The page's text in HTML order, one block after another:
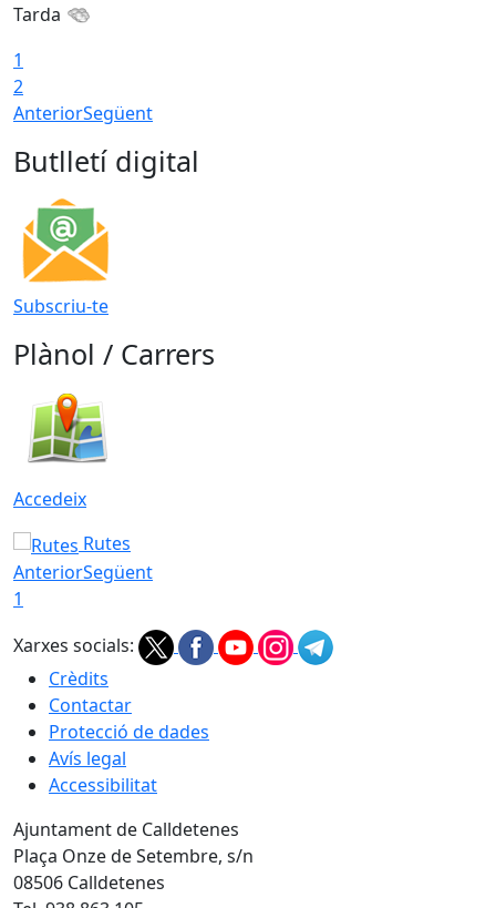
Tarda
1
2
AnteriorSegüent
Butlletí digital
Subscriu-te
Plànol / Carrers
Accedeix
Rutes
AnteriorSegüent
1
Xarxes socials:
Crèdits
Contactar
Protecció de dades
Avís legal
Accessibilitat
Ajuntament de Calldetenes
Plaça Onze de Setembre, s/n
08506 Calldetenes